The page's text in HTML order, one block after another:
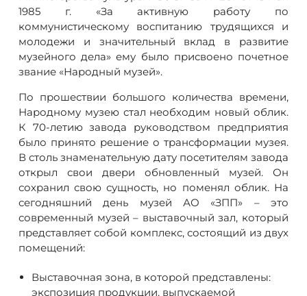
1985 г. «За активную работу по
коммунистическому воспитанию трудящихся и
молодежи и значительный вклад в развитие
музейного дела» ему было присвоено почетное
звание «Народный музей».
По прошествии большого количества времени,
Народному музею стал необходим новый облик.
К 70-летию завода руководством предприятия
было принято решение о трансформации музея.
В столь знаменательную дату посетителям завода
открыл свои двери обновленный музей. Он
сохранил свою сущность, но поменял облик. На
сегодняшний день музей АО «ЗПП» – это
современный музей – выставочный зал, который
представляет собой комплекс, состоящий из двух
помещений:
Выставочная зона, в которой представлены:
экспозиция продукции, выпускаемой